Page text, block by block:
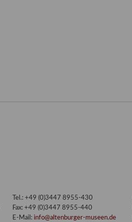
Tel.: +49 (0)3447 8955-430
Fax: +49 (0)3447 8955-440
E-Mail: info@altenburger-museen.de